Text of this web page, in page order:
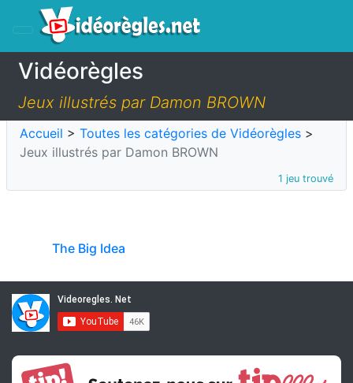
Vidéorègles
Jeux illustrés par Damon BROWN
Accueil > Toutes les catégories de Vidéorègles >
Jeux illustrés par Damon BROWN
1 jeu trouvé
The Big Idea